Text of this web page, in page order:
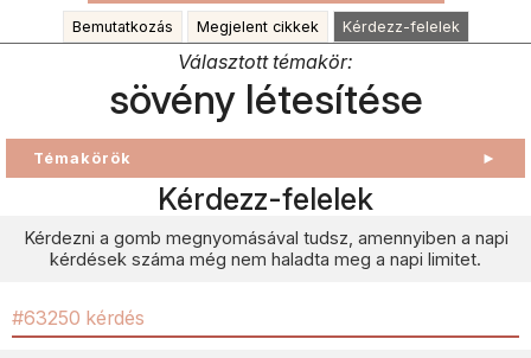
Bemutatkozás Megjelent cikkek Kérdezz-felelek
Választott témakör:
sövény létesítése
Témakörök ►
Kérdezz-felelek
Kérdezni a gomb megnyomásával tudsz, amennyiben a napi
kérdések száma még nem haladta meg a napi limitet.
#63250 kérdés